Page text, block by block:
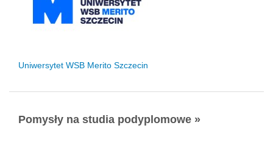
Uniwersytet WSB Merito Szczecin
Pomysły na studia podyplomowe »